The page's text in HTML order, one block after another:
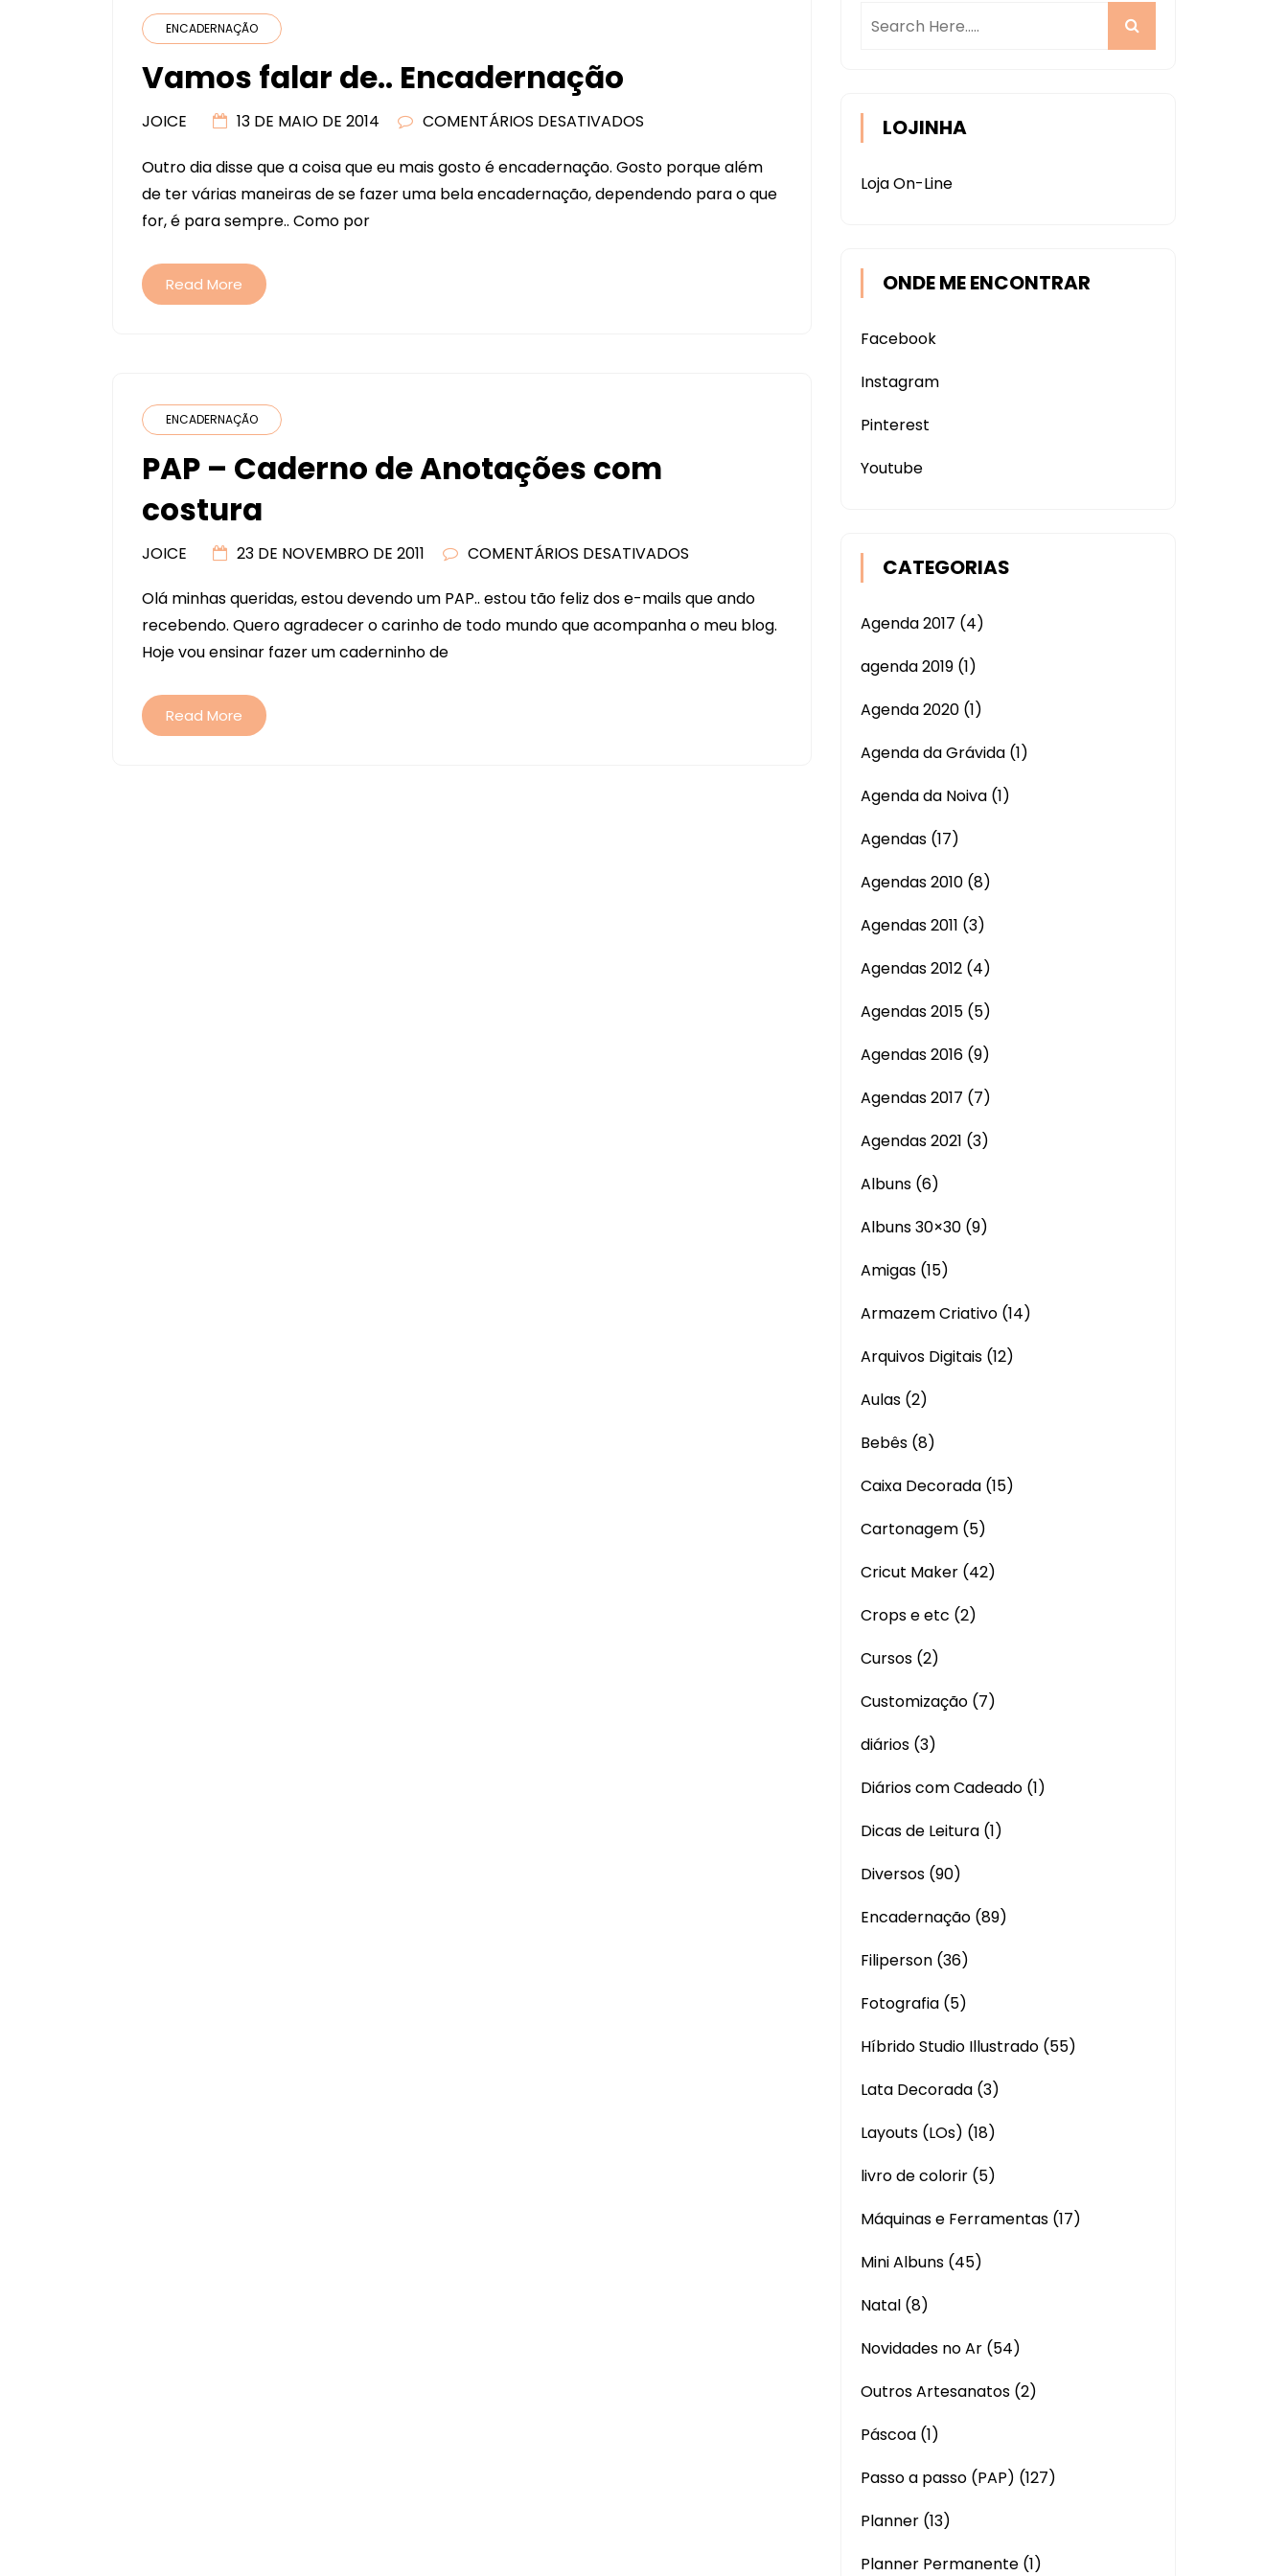
ENCADERNAÇÃO
Vamos falar de.. Encadernação
JOICE 13 DE MAIO DE 2014 COMENTÁRIOS DESATIVADOS
FALAR
DE..
Outro dia disse que a coisa que eu mais gosto é encadernação. Gosto porque além
de ter várias maneiras de se fazer uma bela encadernação, dependendo para o que
for, é para sempre.. Como por
Read More
ENCADERNAÇÃO
PAP – Caderno de Anotações com
costura
JOICE 23 DE NOVEMBRO DE 2011 COMENTÁRIOS DESATIVADOS
–
CADERNO
Olá minhas queridas, estou devendo um PAP.. estou tão feliz dos e-mails que ando
recebendo. Quero agradecer o carinho de todo mundo que acompanha o meu blog.
Hoje vou ensinar fazer um caderninho de
Read More
LOJINHA
Loja On-Line
ONDE ME ENCONTRAR
Facebook
Instagram
Pinterest
Youtube
CATEGORIAS
Agenda 2017 (4)
agenda 2019 (1)
Agenda 2020 (1)
Agenda da Grávida (1)
Agenda da Noiva (1)
Agendas (17)
Agendas 2010 (8)
Agendas 2011 (3)
Agendas 2012 (4)
Agendas 2015 (5)
Agendas 2016 (9)
Agendas 2017 (7)
Agendas 2021 (3)
Albuns (6)
Albuns 30×30 (9)
Amigas (15)
Armazem Criativo (14)
Arquivos Digitais (12)
Aulas (2)
Bebês (8)
Caixa Decorada (15)
Cartonagem (5)
Cricut Maker (42)
Crops e etc (2)
Cursos (2)
Customização (7)
diários (3)
Diários com Cadeado (1)
Dicas de Leitura (1)
Diversos (90)
Encadernação (89)
Filiperson (36)
Fotografia (5)
Híbrido Studio Illustrado (55)
Lata Decorada (3)
Layouts (LOs) (18)
livro de colorir (5)
Máquinas e Ferramentas (17)
Mini Albuns (45)
Natal (8)
Novidades no Ar (54)
Outros Artesanatos (2)
Páscoa (1)
Passo a passo (PAP) (127)
Planner (13)
Planner Permanente (1)